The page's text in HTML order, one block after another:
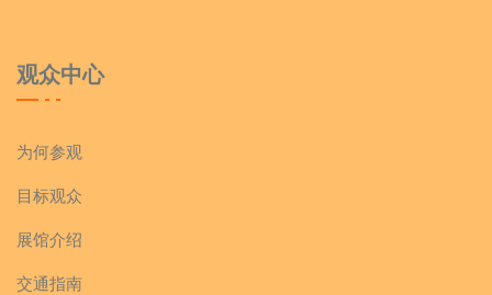
观众中心
为何参观
目标观众
展馆介绍
交通指南